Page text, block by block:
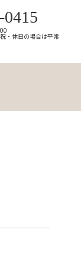
0415
・休日の場合は平常